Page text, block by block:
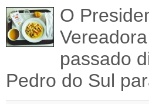
O
passado
Pedro do Sul